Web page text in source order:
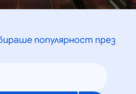
популярност през